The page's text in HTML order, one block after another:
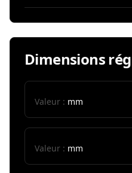
Dimensions
Valeur : mm
Valeur : mm